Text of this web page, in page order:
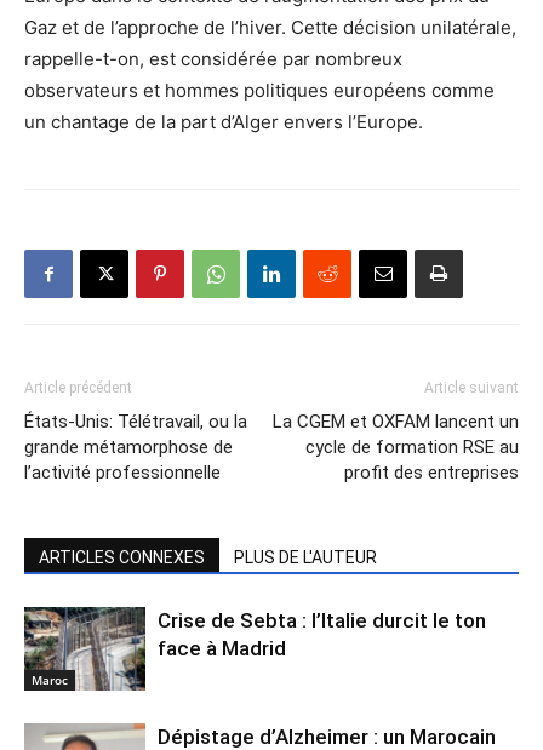
Gaz et de l’approche de l’hiver. Cette décision unilatérale,
rappelle-t-on, est considérée par nombreux
observateurs et hommes politiques européens comme
un chantage de la part d’Alger envers l’Europe.
Article précédent
États-Unis: Télétravail, ou la
grande métamorphose de
l’activité professionnelle
Article suivant
La CGEM et OXFAM lancent un
cycle de formation RSE au
profit des entreprises
ARTICLES CONNEXES PLUS DE L'AUTEUR
Maroc
Crise de Sebta : l’Italie durcit le ton
face à Madrid
Dépistage d’Alzheimer : un Marocain